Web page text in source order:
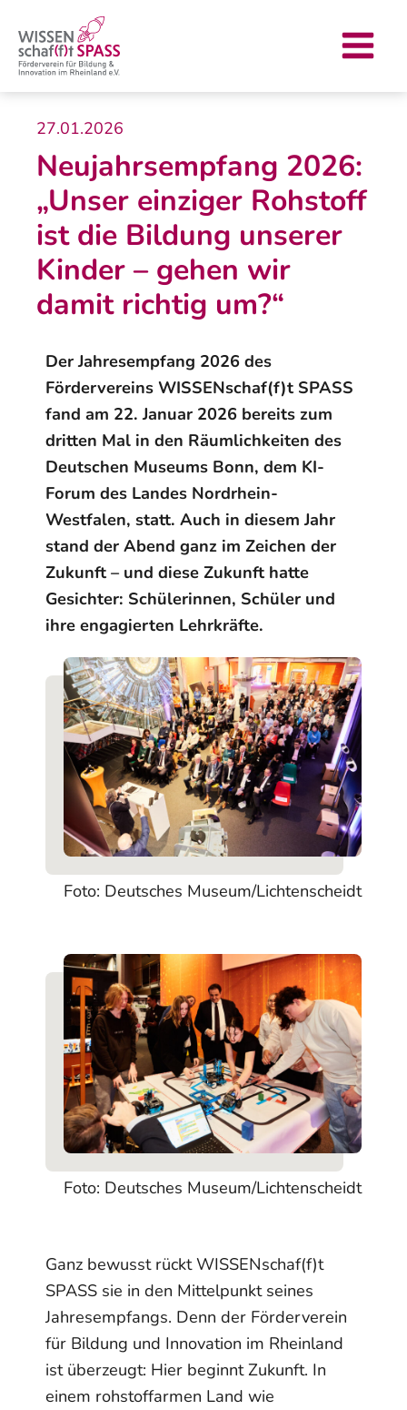
Inhalt
springen
Menu
27.01.2026
Neujahrsempfang 2026:
„Unser einziger Rohstoff
ist die Bildung unserer
Kinder – gehen wir
damit richtig um?“
Der Jahresempfang 2026 des
Fördervereins WISSENschaf(f)t SPASS
fand am 22. Januar 2026 bereits zum
dritten Mal in den Räumlichkeiten des
Deutschen Museums Bonn, dem KI-
Forum des Landes Nordrhein-
Westfalen, statt. Auch in diesem Jahr
stand der Abend ganz im Zeichen der
Zukunft – und diese Zukunft hatte
Gesichter: Schülerinnen, Schüler und
ihre engagierten Lehrkräfte.
Foto: Deutsches Museum/Lichtenscheidt
Foto: Deutsches Museum/Lichtenscheidt
Ganz bewusst rückt WISSENschaf(f)t
SPASS sie in den Mittelpunkt seines
Jahresempfangs. Denn der Förderverein
für Bildung und Innovation im Rheinland
ist überzeugt: Hier beginnt Zukunft. In
einem rohstoffarmen Land wie
navigation